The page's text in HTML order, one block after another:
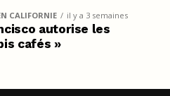
CALIFORNIE il y a 3 semaines
autorise les
cafés »